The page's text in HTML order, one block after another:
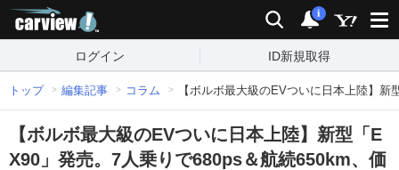
検索 通知
i
ログイン ID新規取得
トップ 編集記事 コラム 【ボルボ最大級のEVついに日本上陸】
【ボルボ最大級のEVついに日本上陸】新型「E
X90」発売。7人乗りで680ps＆航続650km、価